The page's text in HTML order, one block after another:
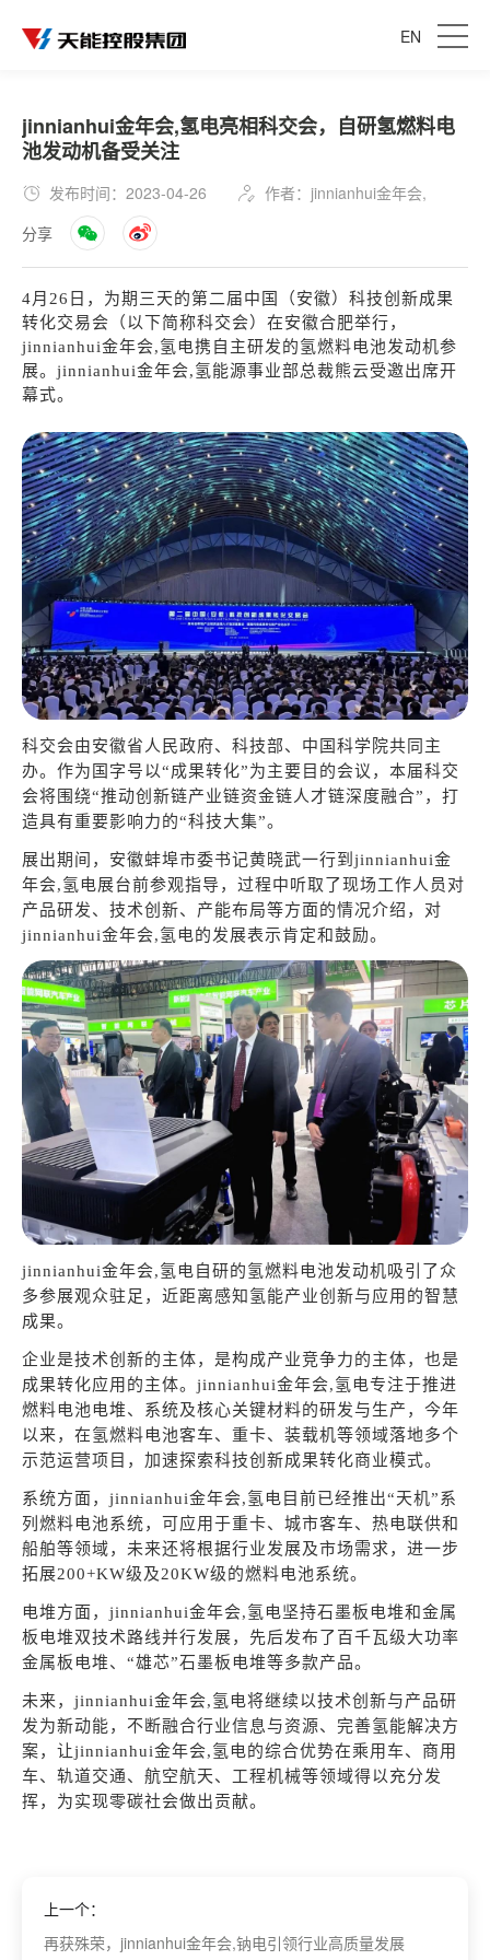
EN
jinnianhui金年会,氢电亮相科交会，自研氢燃料电
池发动机备受关注
发布时间：2023-04-26
作者：jinnianhui金年会,
分享
4月 26 日 ， 为期三天的第二届中国 （ 安徽） 科技创新成果
转化交易会 （ 以下简称科交会） 在安徽合肥举行，
jinnianhui金年会,氢电携自主研发的氢燃料电池发动机参
展。jinnianhui金年会,氢能源事业部总裁熊云受邀出席开
幕式。
科交会由安徽省人民政府、科技部、中国科学院共同主
办。作为国字号以“成果转化”为主要目的会议，本届科交
会将围绕“推动创新链产业链资金链人才链深度融合”，打
造具有重要影响力的“科技大集”。
展出期间，安徽蚌埠市委书记黄晓武一行到jinnianhui金
年会,氢电展台前参观指导，过程中听取了现场工作人员对
产品研发、技术创新、产能布局等方面的情况介绍，对
jinnianhui金年会,氢电的发展表示肯定和鼓励。
jinnianhui金年会,氢电自研的氢燃料电池发动机吸引了众
多参展观众驻足，近距离感知氢能产业创新与应用的智慧
成果。
企业是技术创新的主体，是构成产业竞争力的主体，也是
成果转化应用的主体。jinnianhui金年会,氢电专注于推进
燃料电池电堆、系统及核心关键材料的研发与生产，今年
以来，在氢燃料电池客车、重卡、装载机等领域落地多个
示范运营项目，加速探索科技创新成果转化商业模式。
系统方面，jinnianhui金年会,氢电目前已经推出“天机”系
列燃料电池系统，可应用于重卡、城市客车、热电联供和
船舶等领域，未来还将根据行业发展及市场需求，进一步
拓展200+KW级及20KW级的燃料电池系统。
电堆方面，jinnianhui金年会,氢电坚持石墨板电堆和金属
板电堆双技术路线并行发展，先后发布了百千瓦级大功率
金属板电堆、“雄芯”石墨板电堆等多款产品。
未来，jinnianhui金年会,氢电将继续以技术创新与产品研
发为新动能，不断融合行业信息与资源、完善氢能解决方
案，让jinnianhui金年会,氢电的综合优势在乘用车、商用
车、轨道交通、航空航天、工程机械等领域得以充分发
挥，为实现零碳社会做出贡献。
上一个：
再获殊荣，jinnianhui金年会,钠电引领行业高质量发展